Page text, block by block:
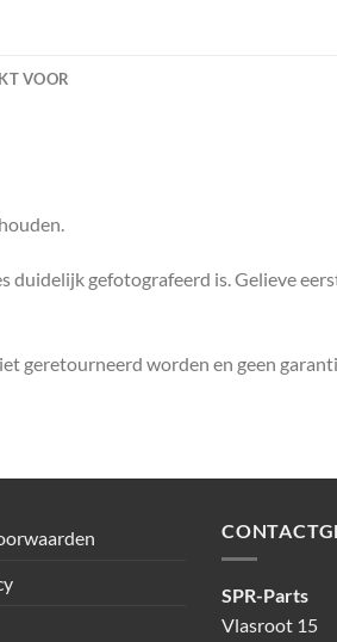
VOOR
duidelijk gefotografeerd is. Gelieve
geretourneerd worden en geen
SPR-Parts
Vlasroot 15